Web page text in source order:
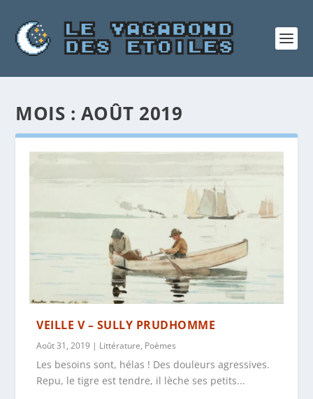
MOIS : AOÛT 2019
VEILLE V – SULLY PRUDHOMME
Août 31, 2019 | Littérature, Poèmes
Les besoins sont, hélas ! Des douleurs agressives.
Repu, le tigre est tendre, il lèche ses petits...